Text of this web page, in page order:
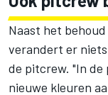
Naast het
verandert er
de pitcrew. "In de
nieuwe kleuren